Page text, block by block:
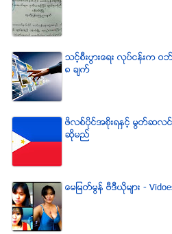
သင့္စီးပြားေရး လုပ္ငန္း
၈ ခ်က္
ဖိလစ္ပိုင္အစိုးရႏွင့္ မြတ္ဆလင္
ဆိုမည္
ေမျမတ္မြန္ ဗီဒီယုိမ်ား -